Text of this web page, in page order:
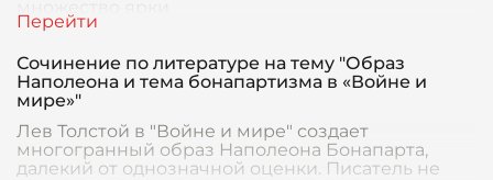
Сочинение по литературе на тему "Образ
Наполеона и тема бонапартизма в «Войне и
мире»"
Лев Толстой в "Войне и мире" создает
многогранный образ Наполеона Бонапарта,
далекий от однозначной оценки. Писатель не